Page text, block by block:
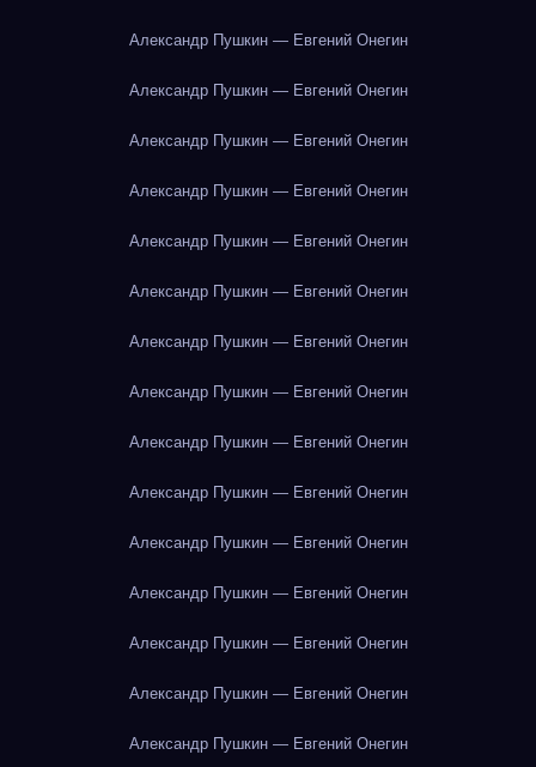
Александр Пушкин — Евгений Онегин
Александр Пушкин — Евгений Онегин
Александр Пушкин — Евгений Онегин
Александр Пушкин — Евгений Онегин
Александр Пушкин — Евгений Онегин
Александр Пушкин — Евгений Онегин
Александр Пушкин — Евгений Онегин
Александр Пушкин — Евгений Онегин
Александр Пушкин — Евгений Онегин
Александр Пушкин — Евгений Онегин
Александр Пушкин — Евгений Онегин
Александр Пушкин — Евгений Онегин
Александр Пушкин — Евгений Онегин
Александр Пушкин — Евгений Онегин
Александр Пушкин — Евгений Онегин